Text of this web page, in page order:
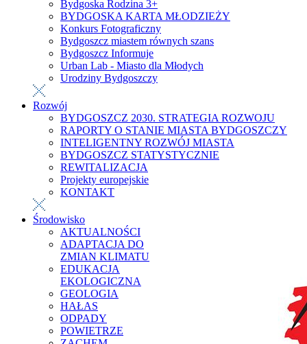
Bydgoska Rodzina 3+
BYDGOSKA KARTA MŁODZIEŻY
Konkurs Fotograficzny
Bydgoszcz miastem równych szans
Bydgoszcz Informuje
Urban Lab - Miasto dla Młodych
Urodziny Bydgoszczy
Rozwój
BYDGOSZCZ 2030. STRATEGIA ROZWOJU
RAPORTY O STANIE MIASTA BYDGOSZCZY
INTELIGENTNY ROZWÓJ MIASTA
BYDGOSZCZ STATYSTYCZNIE
REWITALIZACJA
Projekty europejskie
KONTAKT
Środowisko
AKTUALNOŚCI
ADAPTACJA DO
ZMIAN KLIMATU
EDUKACJA
EKOLOGICZNA
GEOLOGIA
HAŁAS
ODPADY
POWIETRZE